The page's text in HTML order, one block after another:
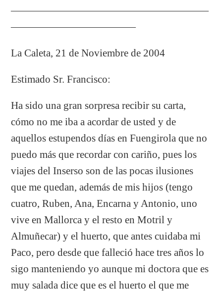
———————————————————
————————————
La Caleta, 21 de Noviembre de 2004
Estimado Sr. Francisco:
Ha sido una gran sorpresa recibir su carta,
cómo no me iba a acordar de usted y de
aquellos estupendos días en Fuengirola que no
puedo más que recordar con cariño, pues los
viajes del Inserso son de las pocas ilusiones
que me quedan, además de mis hijos (tengo
cuatro, Ruben, Ana, Encarna y Antonio, uno
vive en Mallorca y el resto en Motril y
Almuñecar) y el huerto, que antes cuidaba mi
Paco, pero desde que falleció hace tres años lo
sigo manteniendo yo aunque mi doctora que es
muy salada dice que es el huerto el que me